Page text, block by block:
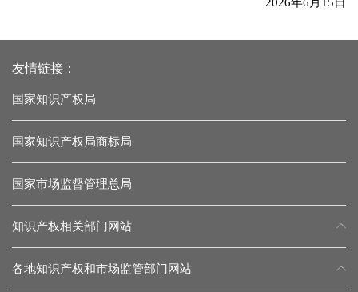
友情链接：
国家知识产权局
国家知识产权局商标局
国家市场监督管理总局
知识产权相关部门网站
各地知识产权和市场监管部门网站